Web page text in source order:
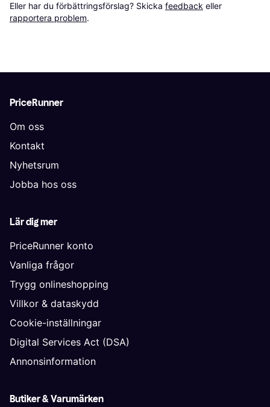
Eller har du förbättringsförslag? Skicka feedback eller
rapportera problem.
PriceRunner
Om oss
Kontakt
Nyhetsrum
Jobba hos oss
Lär dig mer
PriceRunner konto
Vanliga frågor
Trygg onlineshopping
Villkor & dataskydd
Cookie-inställningar
Digital Services Act (DSA)
Annonsinformation
Butiker & Varumärken